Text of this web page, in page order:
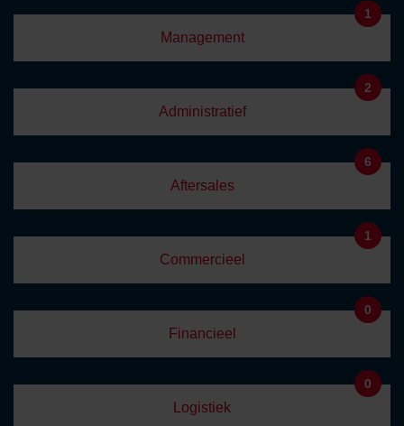
Management
1
Administratief
2
Aftersales
6
Commercieel
1
Financieel
0
Logistiek
0